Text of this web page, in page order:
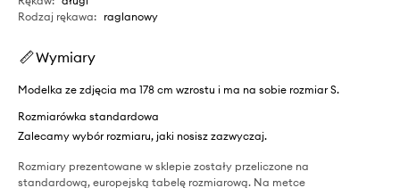
Rodzaj rękawa: raglanowy
Wymiary
Modelka ze zdjęcia ma 178 cm wzrostu i ma na sobie rozmiar S.
Rozmiarówka standardowa
Zalecamy wybór rozmiaru, jaki nosisz zazwyczaj.
Rozmiary prezentowane w sklepie zostały przeliczone na
standardową, europejską tabelę rozmiarową. Na metce